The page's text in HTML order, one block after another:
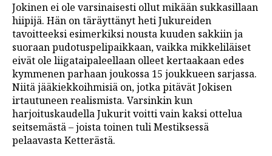
Jokinen ei ole varsinaisesti ollut mikään sukkasillaan
hiipijä. Hän on täräyttänyt heti Jukureiden
tavoitteeksi esimerkiksi nousta kuuden sakkiin ja
suoraan pudotuspelipaikkaan, vaikka mikkeliläiset
eivät ole liigataipaleellaan olleet kertaakaan edes
kymmenen parhaan joukossa 15 joukkueen sarjassa.
Niitä jääkiekkoihmisiä on, jotka pitävät Jokisen
irtautuneen realismista. Varsinkin kun
harjoituskaudella Jukurit voitti vain kaksi ottelua
seitsemästä – joista toinen tuli Mestiksessä
pelaavasta Ketterästä.